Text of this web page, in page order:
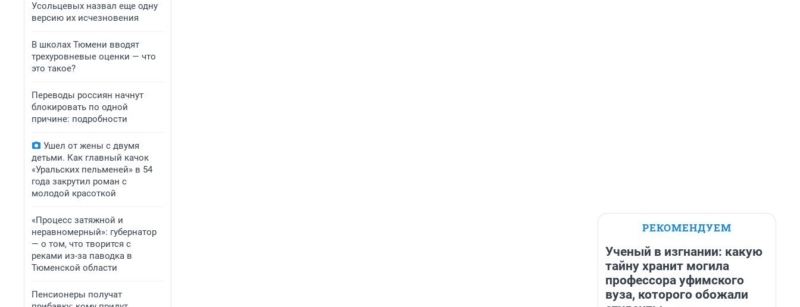
Усольцевых назвал еще одну
версию их исчезновения
В школах Тюмени вводят
трехуровневые оценки — что
это такое?
Переводы россиян начнут
блокировать по одной
причине: подробности
Ушел от жены с двумя
детьми. Как главный качок
«Уральских пельменей» в 54
года закрутил роман с
молодой красоткой
«Процесс затяжной и
неравномерный»: губернатор
— о том, что творится с
реками из-за паводка в
Тюменской области
Пенсионеры получат
РЕКОМЕНДУЕМ
Ученый в изгнании: какую
тайну хранит могила
профессора уфимского
вуза, которого обожали